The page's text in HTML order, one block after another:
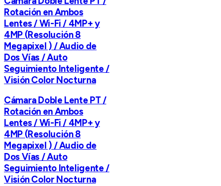
Rotación en Ambos
Lentes / Wi-Fi / 4MP+ y
4MP (Resolución 8
Megapixel ) / Audio de
Dos Vías / Auto
Seguimiento Inteligente /
Visión Color Nocturna
Cámara Doble Lente PT /
Rotación en Ambos
Lentes / Wi-Fi / 4MP+ y
4MP (Resolución 8
Megapixel ) / Audio de
Dos Vías / Auto
Seguimiento Inteligente /
Visión Color Nocturna